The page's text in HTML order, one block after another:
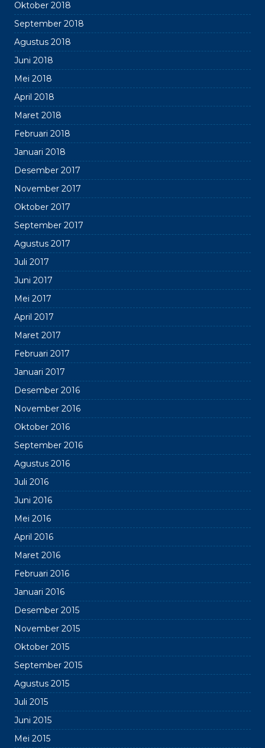
Oktober 2018
September 2018
Agustus 2018
Juni 2018
Mei 2018
April 2018
Maret 2018
Februari 2018
Januari 2018
Desember 2017
November 2017
Oktober 2017
September 2017
Agustus 2017
Juli 2017
Juni 2017
Mei 2017
April 2017
Maret 2017
Februari 2017
Januari 2017
Desember 2016
November 2016
Oktober 2016
September 2016
Agustus 2016
Juli 2016
Juni 2016
Mei 2016
April 2016
Maret 2016
Februari 2016
Januari 2016
Desember 2015
November 2015
Oktober 2015
September 2015
Agustus 2015
Juli 2015
Juni 2015
Mei 2015